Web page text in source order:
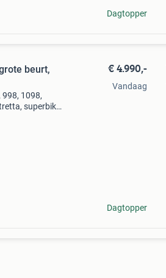
Dagtopper
beurt,
1098,
superbike,
€ 4.990,-
Vandaag
Dagtopper